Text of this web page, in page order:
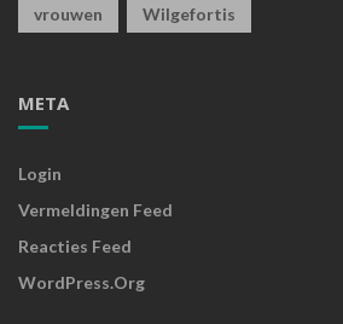
vrouwen Wilgefortis
META
Login
Vermeldingen Feed
Reacties Feed
WordPress.org